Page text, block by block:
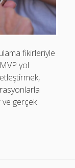
Adım Tasarım
fikirleriyle
yol
ve gerçek